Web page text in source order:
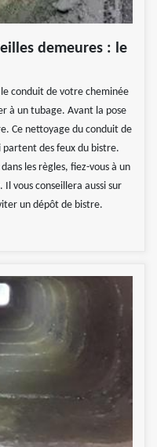
demeures : le
conduit de votre cheminée
à un tubage. Avant la pose
Ce nettoyage du conduit de
partent des feux du bistre.
les règles, fiez-vous à un
vous conseillera aussi sur
un dépôt de bistre.